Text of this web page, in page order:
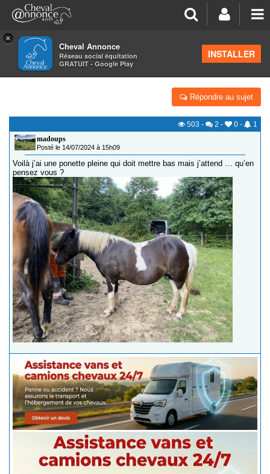
×
Cheval Annonce
Réseau social équitation
GRATUIT - Google Play
INSTALLER
>Présentation des nouveaux membres
BONJOUR À TOUS
Répondre au sujet
503 - 2 - 0 -
1
madoups
Posté le 14/07/2024 à 15h09
Voilà j’ai une ponette pleine qui doit mettre bas mais j’attend … qu’en
pensez vous ?